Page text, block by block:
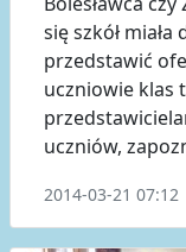
się szkół
przedstawić
uczniowie klas
uczniów,
2014-03-21 07:12